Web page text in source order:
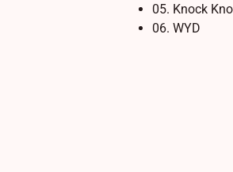
05. Knock
06. WYD